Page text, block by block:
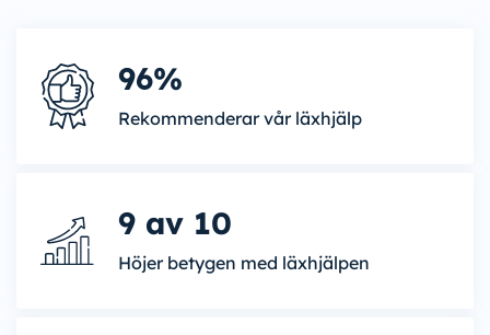
96%
Rekommenderar vår läxhjälp
9 av 10
Höjer betygen med läxhjälpen